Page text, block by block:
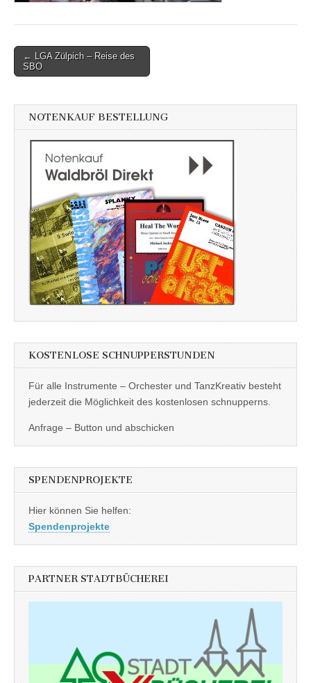
Post
navigation
← LGA Zülpich – Reise des
SBO
NOTENKAUF BESTELLUNG
KOSTENLOSE SCHNUPPERSTUNDEN
Für alle Instrumente – Orchester und TanzKreativ besteht
jederzeit die Möglichkeit des kostenlosen schnupperns.
Anfrage – Button und abschicken
SPENDENPROJEKTE
Hier können Sie helfen:
Spendenprojekte
PARTNER STADTBÜCHEREI